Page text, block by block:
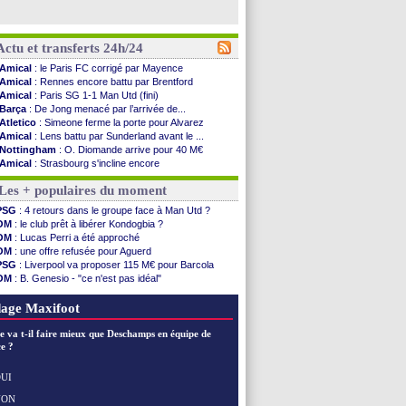
et transferts 24h/24
Amical : le Paris FC corrigé par Mayence
Amical : Rennes encore battu par Brentford
Amical : Paris SG 1-1 Man Utd (fini)
Barça : De Jong menacé par l’arrivée de...
Atletico : Simeone ferme la porte pour Alvarez
Amical : Lens battu par Sunderland avant le ...
Nottingham : O. Diomande arrive pour 40 M€
Amical : Strasbourg s'incline encore
Amical: Lille s'impose à Hambourg
Lens: Ganiou prolongé jusqu'en 2030 (officiel)
OM: le PSG, les précisions de Benatia
Amical: Paris SG-Man Utd, les compos
Amical: Chelsea corrige l'AC Milan
Argentine : Messi perd son papa
Amical: l'Inter s'offre la Juventus
Atletico: Almada rejoint River Plate (off.)
Monaco : Camara a la cote en Angleterre
OM: la piste Goore en attaque
Amical : Rennes s'incline contre Brentford
Arsenal
Real
+ populaires du moment
: 4 retours dans le groupe face à Man Utd ?
: le club prêt à libérer Kondogbia ?
: Lucas Perri a été approché
: une offre refusée pour Aguerd
: Liverpool va proposer 115 M€ pour Barcola
: B. Genesio - "ce n'est pas idéal"
: prison avec sursis requis contre un arbitre
Maxifoot
va t-il faire mieux que Deschamps en équipe de
?